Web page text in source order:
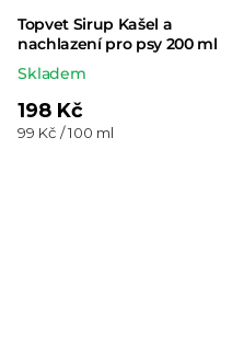
Topvet Sirup Kašel a
nachlazení pro psy 200 ml
Skladem
198 Kč
Měrná
99 Kč / 100 ml